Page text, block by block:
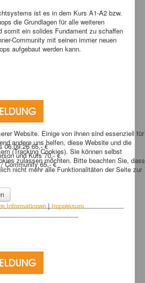
ist es in dem Kurs A1-A2 bzw.
die Grundlagen für alle weiteren
somit ein solides Fundament zu schaffen
Community mit seinen immer neuen
aufgebaut werden kann.
06.09.26 65,- €
und Kurs 70,- €
Community 65,- €
Website. Einige von ihnen sind essenziell für
andere uns helfen, diese Website und die
(Tracking Cookies). Sie können selbst
zulassen möchten. Bitte beachten Sie, dass
nicht mehr alle Funktionalitäten der Seite zur
Informationen|Impressum